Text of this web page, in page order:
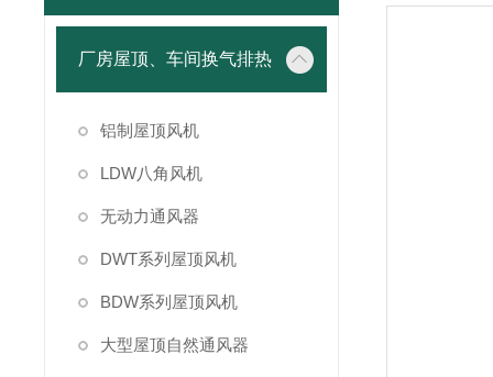
厂房屋顶、车间换气排热
铝制屋顶风机
LDW八角风机
无动力通风器
DWT系列屋顶风机
BDW系列屋顶风机
大型屋顶自然通风器